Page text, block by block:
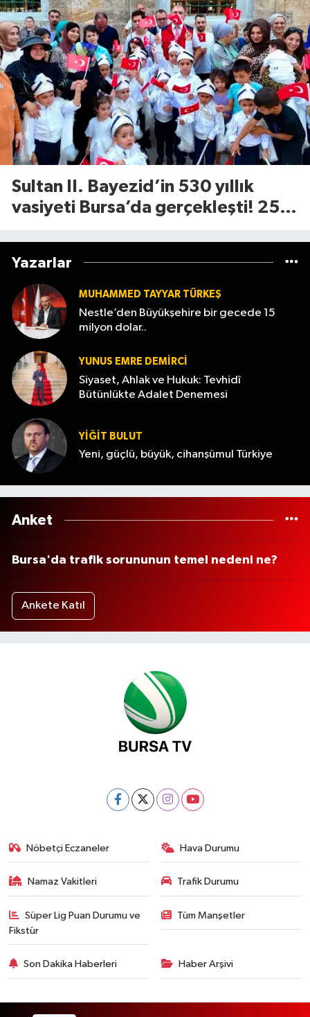
Sultan II. Bayezid’in 530 yıllık
vasiyeti Bursa’da gerçekleşti! 25
Yazarlar
MUHAMMED TAYYAR TÜRKEŞ
Nestle’den Büyükşehire bir gecede 15
milyon dolar..
YUNUS EMRE DEMIRCI
Siyaset, Ahlak ve Hukuk: Tevhidî
Bütünlükte Adalet Denemesi
YİĞİT BULUT
Yeni, güçlü, büyük, cihanşümul Türkiye
Anket
Bursa'da trafik sorununun temel nedeni ne?
Ankete Katıl
Nöbetçi Eczaneler Hava Durumu
Namaz Vakitleri Trafik Durumu
Süper Lig Puan Durumu ve
Fikstür
Tüm Manşetler
Son Dakika Haberleri Haber Arşivi